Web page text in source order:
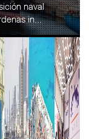
para